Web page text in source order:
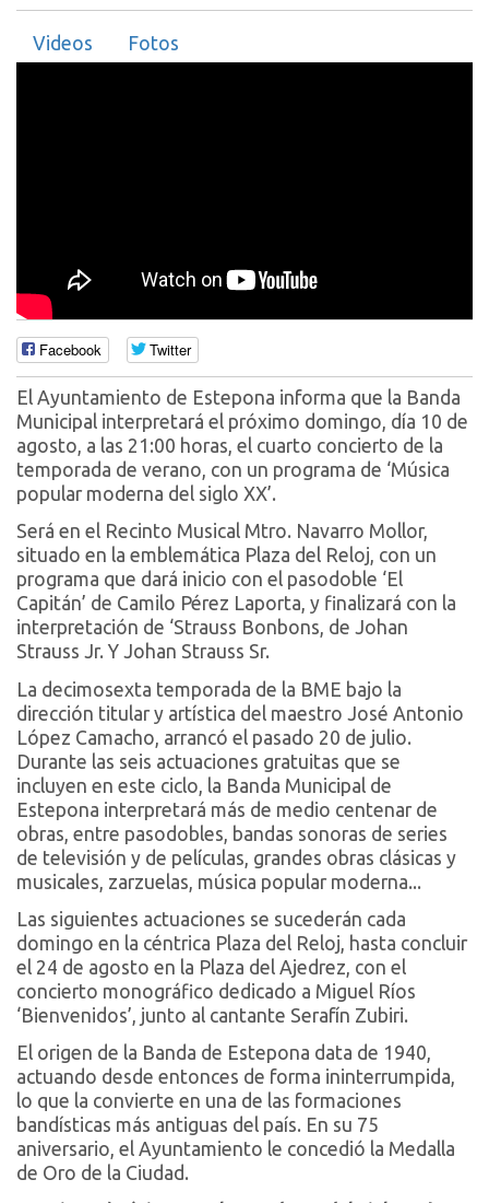
Videos Fotos
Facebook Twitter
El Ayuntamiento de Estepona informa que la Banda
Municipal interpretará el próximo domingo, día 10 de
agosto, a las 21:00 horas, el cuarto concierto de la
temporada de verano, con un programa de ‘Música
popular moderna del siglo XX’.
Será en el Recinto Musical Mtro. Navarro Mollor,
situado en la emblemática Plaza del Reloj, con un
programa que dará inicio con el pasodoble ‘El
Capitán’ de Camilo Pérez Laporta, y finalizará con la
interpretación de ‘Strauss Bonbons, de Johan
Strauss Jr. Y Johan Strauss Sr.
La decimosexta temporada de la BME bajo la
dirección titular y artística del maestro José Antonio
López Camacho, arrancó el pasado 20 de julio.
Durante las seis actuaciones gratuitas que se
incluyen en este ciclo, la Banda Municipal de
Estepona interpretará más de medio centenar de
obras, entre pasodobles, bandas sonoras de series
de televisión y de películas, grandes obras clásicas y
musicales, zarzuelas, música popular moderna...
Las siguientes actuaciones se sucederán cada
domingo en la céntrica Plaza del Reloj, hasta concluir
el 24 de agosto en la Plaza del Ajedrez, con el
concierto monográfico dedicado a Miguel Ríos
‘Bienvenidos’, junto al cantante Serafín Zubiri.
El origen de la Banda de Estepona data de 1940,
actuando desde entonces de forma ininterrumpida,
lo que la convierte en una de las formaciones
bandísticas más antiguas del país. En su 75
aniversario, el Ayuntamiento le concedió la Medalla
de Oro de la Ciudad.